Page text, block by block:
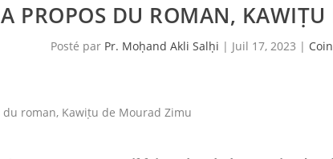
A PROPOS DU ROMAN,
Posté par Pr. Moḥand Akli Salḥi | Juil 17, 2023 |